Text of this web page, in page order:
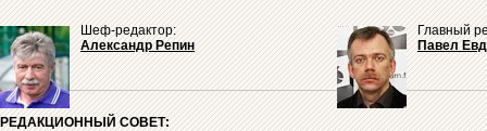
Шеф-редактор:
Александр Репин
Главный
Павел
РЕДАКЦИОННЫЙ СОВЕТ: